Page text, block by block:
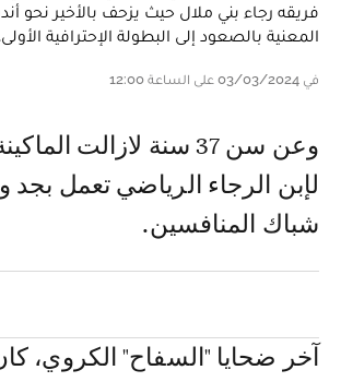
فريقه رجاء بني ملال حيث يزحف بالأخير نحو
المعنية بالصعود إلى البطولة الإحترافية الأولى.
في 03/03/2024 على الساعة 12:00
و عن سن 37 سنة لازالت الماكينة التهديفية
لإبن الرجاء الرياضي تعمل بجد
شباك المنافسين.
آخر ضحايا "السفاح" الكروي،